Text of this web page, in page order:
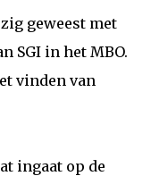
geweest met
SGI in het MBO.
vinden van
ingaat op de